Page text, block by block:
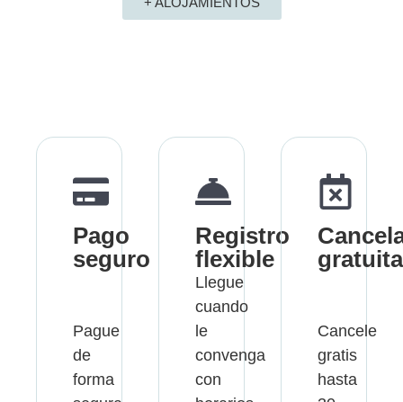
Pago
seguro
Pague
de
forma
Registro
flexible
Llegue
cuando
le
convenga
con
gratuita
Cancele
gratis
hasta